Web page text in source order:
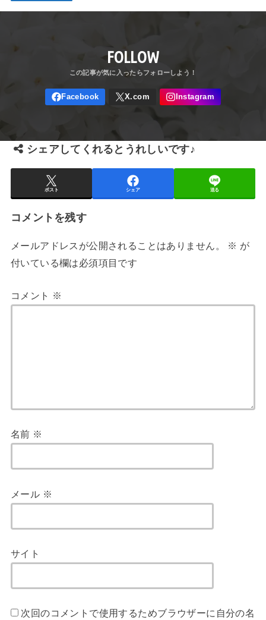
FOLLOW
シェアしてくれるとうれしいです♪
ポスト シェア 送る
コメントを残す
メールアドレスが公開されることはありません。 ※ が
付いている欄は必須項目です
コメント ※
名前 ※
メール ※
サイト
次回のコメントで使用するためブラウザーに自分の名